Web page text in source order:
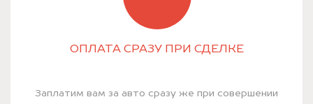
ОПЛАТА СРАЗУ ПРИ СДЕЛКЕ
Заплатим вам за авто сразу же при совершении